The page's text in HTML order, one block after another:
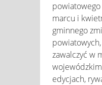
marcu i
gminnego
zawalczyć w
edycjach,